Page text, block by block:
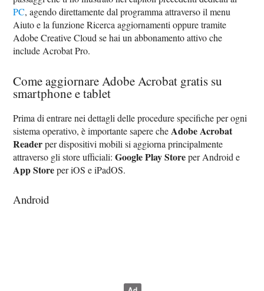
PC, agendo direttamente dal programma attraverso il menu
Aiuto e la funzione Ricerca aggiornamenti oppure tramite
Adobe Creative Cloud se hai un abbonamento attivo che
include Acrobat Pro.
Come aggiornare Adobe Acrobat gratis su
smartphone e tablet
Prima di entrare nei dettagli delle procedure specifiche per ogni
sistema operativo, è importante sapere che Adobe Acrobat
Readerper dispositivi mobili si aggiorna principalmente
attraverso gli store ufficiali:Google Play Storeper Android e
App Storeper iOS e iPadOS.
Android